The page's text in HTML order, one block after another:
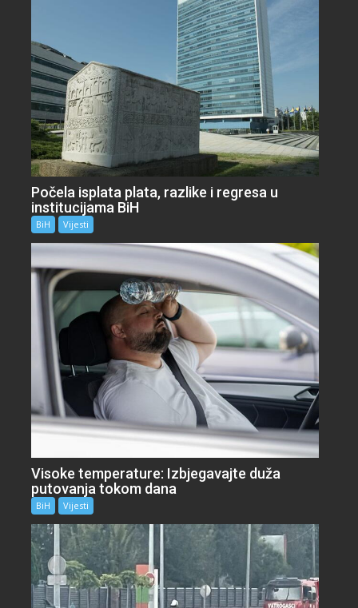
Počela isplata plata, razlike i regresa u
institucijama BiH
BiH Vijesti
Visoke temperature: Izbjegavajte duža
putovanja tokom dana
BiH Vijesti